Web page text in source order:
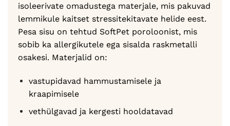
isoleerivate omadustega materjale, mis pakuvad
lemmikule kaitset stressitekitavate helide eest.
Pesa sisu on tehtud SoftPet poroloonist, mis
sobib ka allergikutele ega sisalda raskmetalli
osakesi. Materjalid on:
vastupidavad hammustamisele ja
kraapimisele
vethülgavad ja kergesti hooldatavad